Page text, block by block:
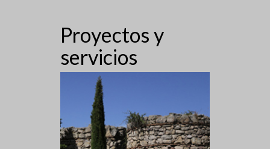
Proyectos y
servicios